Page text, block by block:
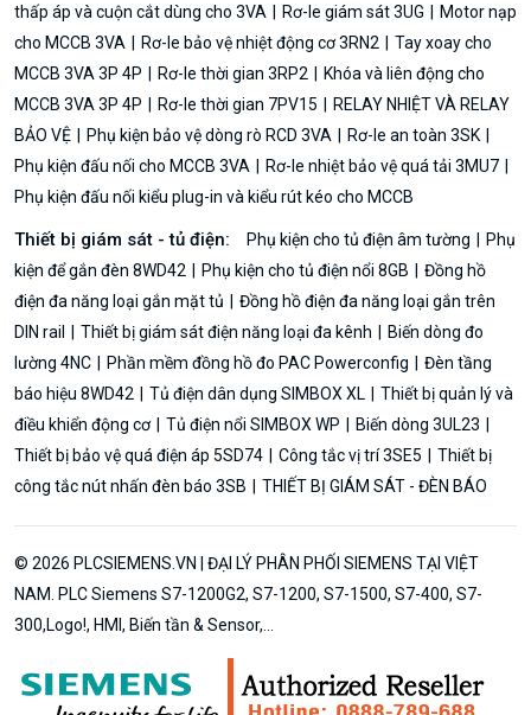
thấp áp và cuộn cắt dùng cho 3VA
Rơ-le giám sát 3UG
Motor nạp
cho MCCB 3VA
Rơ-le bảo vệ nhiệt động cơ 3RN2
Tay xoay cho
MCCB 3VA 3P 4P
Rơ-le thời gian 3RP2
Khóa và liên động cho
MCCB 3VA 3P 4P
Rơ-le thời gian 7PV15
RELAY NHIỆT VÀ RELAY
BẢO VỆ
Phụ kiện bảo vệ dòng rò RCD 3VA
Rơ-le an toàn 3SK
Phụ kiện đấu nối cho MCCB 3VA
Rơ-le nhiệt bảo vệ quá tải 3MU7
Phụ kiện đấu nối kiểu plug-in và kiểu rút kéo cho MCCB
Thiết bị giám sát - tủ điện: Phụ kiện cho tủ điện âm tường
Phụ
kiện để gắn đèn 8WD42
Phụ kiện cho tủ điện nổi 8GB
Đồng hồ
điện đa năng loại gắn mặt tủ
Đồng hồ điện đa năng loại gắn trên
DIN rail
Thiết bị giám sát điện năng loại đa kênh
Biến dòng đo
lường 4NC
Phần mềm đồng hồ đo PAC Powerconfig
Đèn tầng
báo hiệu 8WD42
Tủ điện dân dụng SIMBOX XL
Thiết bị quản lý và
điều khiển động cơ
Tủ điện nổi SIMBOX WP
Biến dòng 3UL23
Thiết bị bảo vệ quá điện áp 5SD74
Công tắc vị trí 3SE5
Thiết bị
công tắc nút nhấn đèn báo 3SB
THIẾT BỊ GIÁM SÁT - ĐÈN BÁO
© 2026 PLCSIEMENS.VN | ĐẠI LÝ PHÂN PHỐI SIEMENS TẠI VIỆT
NAM. PLC Siemens S7-1200G2, S7-1200, S7-1500, S7-400, S7-
300,Logo!, HMI, Biến tần & Sensor,...